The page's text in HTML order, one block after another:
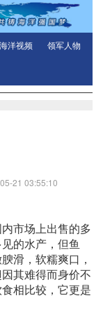
海洋视频 领军人物
21 03:55:10
市场上出售的多
的水产，但鱼
滑，软糯爽口，
其难得而身价不
相比较，它更是